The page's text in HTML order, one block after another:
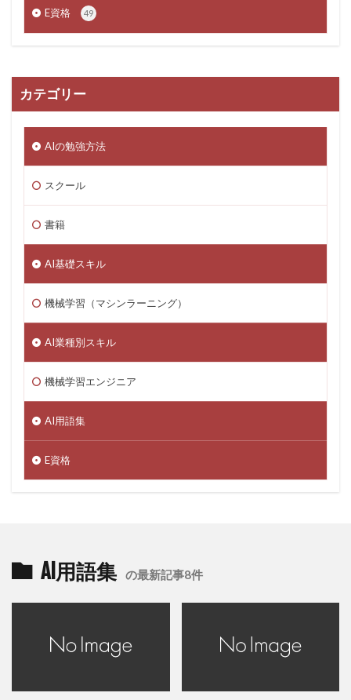
E資格
49
カテゴリー
AIの勉強方法
スクール
書籍
AI基礎スキル
機械学習（マシンラーニング）
AI業種別スキル
機械学習エンジニア
AI用語集
E資格
AI用語集 の最新記事8件